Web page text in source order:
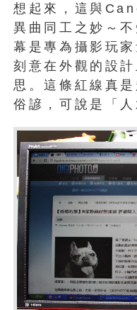
想起來，這與
異曲同工之妙～
幕是專為攝影玩
刻意在外觀的設
思。這條紅線真
俗諺，可說是「人